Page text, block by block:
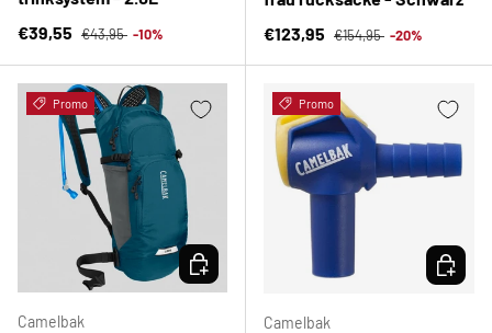
Verkaufspreis
€39,55 Normaler Preis
€43,95 -10%
Verkaufspreis
€123,95 Normaler Preis
€154,95 -20%
Promo
Camelbak
OPTIONEN AUSWÄHLEN
Promo
Camelbak